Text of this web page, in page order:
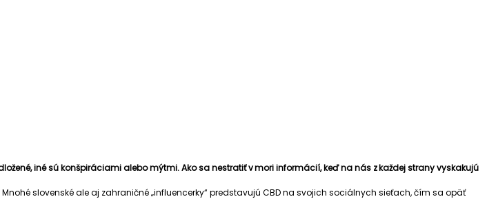
iné sú konšpiráciami alebo mýtmi. Ako sa nestratiť v mori informácií, keď na nás z každej strany vyskakujú
slovenské ale aj zahraničné „influencerky“ predstavujú CBD na svojich sociálnych sieťach, čím sa opäť